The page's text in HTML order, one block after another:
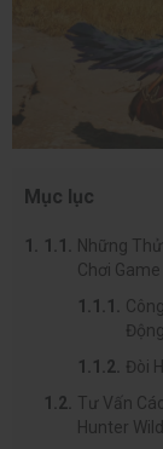
Mục lục
Những
Chơi Game
Đòi
Tư Vấn
Hunter